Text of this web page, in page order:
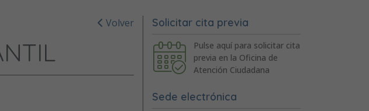
Volver Solicitar cita previa
Pulse aquí para solicitar cita
previa en la Oficina de
Atención Ciudadana
Sede electrónica